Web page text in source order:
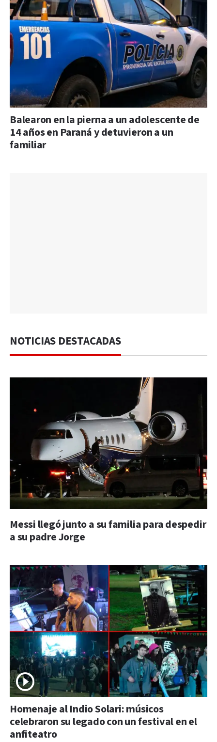
Balearon en la pierna a un adolescente de
14 años en Paraná y detuvieron a un
familiar
NOTICIAS DESTACADAS
Messi llegó junto a su familia para despedir
a su padre Jorge
Homenaje al Indio Solari: músicos
celebraron su legado con un festival en el
anfiteatro